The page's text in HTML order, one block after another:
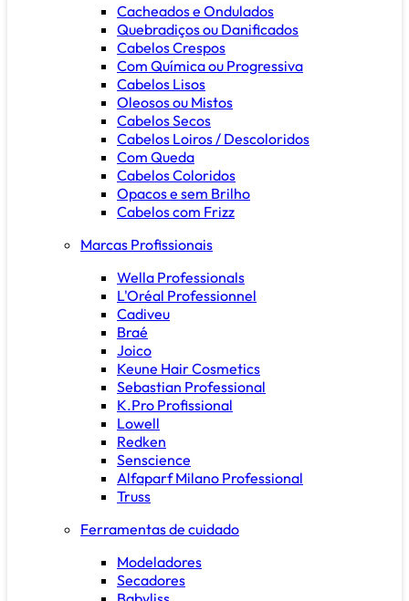
Cacheados e Ondulados
Quebradiços ou Danificados
Cabelos Crespos
Com Química ou Progressiva
Cabelos Lisos
Oleosos ou Mistos
Cabelos Secos
Cabelos Loiros / Descoloridos
Com Queda
Cabelos Coloridos
Opacos e sem Brilho
Cabelos com Frizz
Marcas Profissionais
Wella Professionals
L'Oréal Professionnel
Cadiveu
Braé
Joico
Keune Hair Cosmetics
Sebastian Professional
K.Pro Profissional
Lowell
Redken
Senscience
Alfaparf Milano Professional
Truss
Ferramentas de cuidado
Modeladores
Secadores